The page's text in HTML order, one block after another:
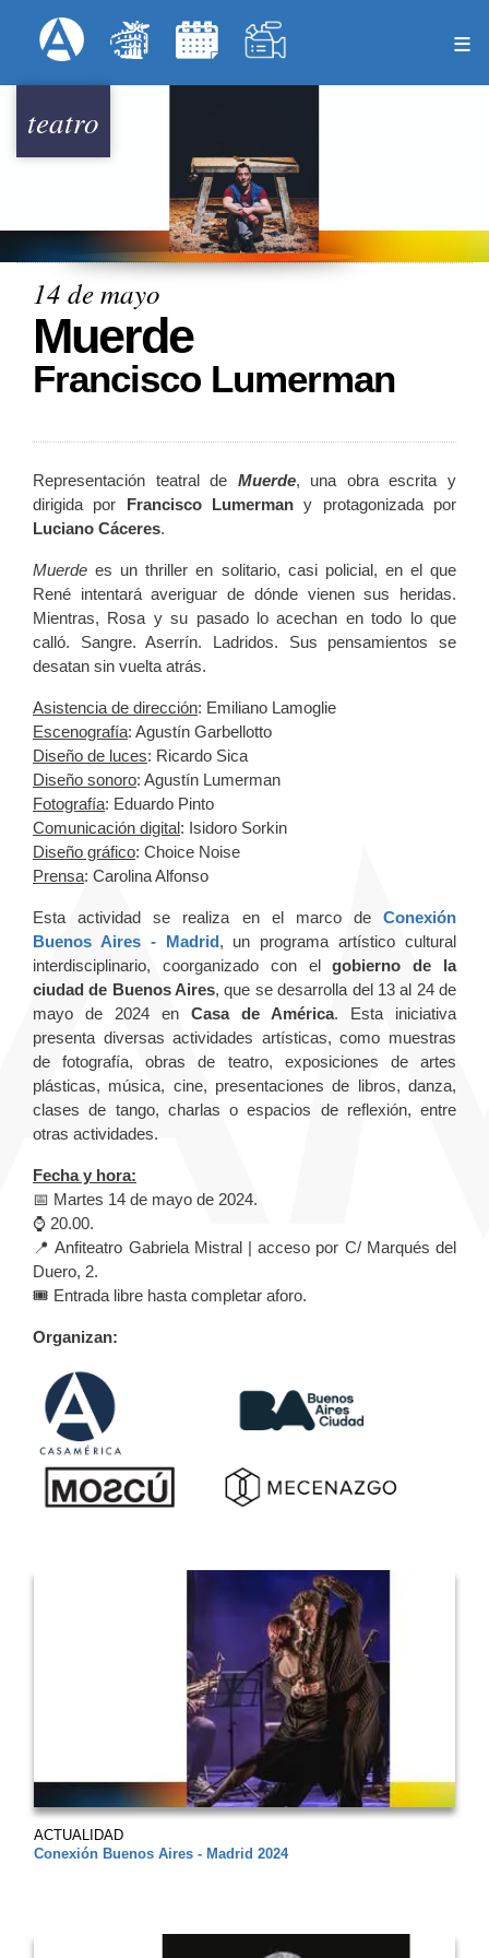
al
Menú Superior
teatro
14 de mayo
Muerde
Francisco Lumerman
Representación teatral de Muerde, una obra escrita y
dirigida por Francisco Lumerman y protagonizada por
Luciano Cáceres.
Muerdees un thriller en solitario, casi policial, en el que
René intentará averiguar de dónde vienen sus heridas.
Mientras, Rosa y su pasado lo acechan en todo lo que
calló. Sangre. Aserrín. Ladridos. Sus pensamientos se
desatan sin vuelta atrás.
Asistencia de dirección: Emiliano Lamoglie
Escenografía: Agustín Garbellotto
Diseño de luces: Ricardo Sica
Diseño sonoro: Agustín Lumerman
Fotografía: Eduardo Pinto
Comunicación digital: Isidoro Sorkin
Diseño gráfico: Choice Noise
Prensa: Carolina Alfonso
Esta actividad se realiza en el marco de Conexión
Buenos Aires - Madrid, un programa artístico cultural
interdisciplinario,
coorganizado con elgobierno de la
ciudad de Buenos Aires, que se desarrolla del 13 al 24 de
mayo de 2024 en Casa de América. Esta iniciativa
presenta diversas actividades artísticas, como muestras
de fotografía, obras de teatro, exposiciones de artes
plásticas, música, cine, presentaciones de libros, danza,
clases de tango, charlas o espacios de reflexión, entre
otras actividades.
Fecha y hora:
📅 Martes 14 de mayo de 2024.
⌚️ 20.00.
📍 Anfiteatro Gabriela Mistral | acceso por C/ Marqués del
Duero, 2.
🎟️ Entrada libre hasta completar aforo.
Organizan:
ACTUALIDAD
Conexión Buenos Aires - Madrid 2024